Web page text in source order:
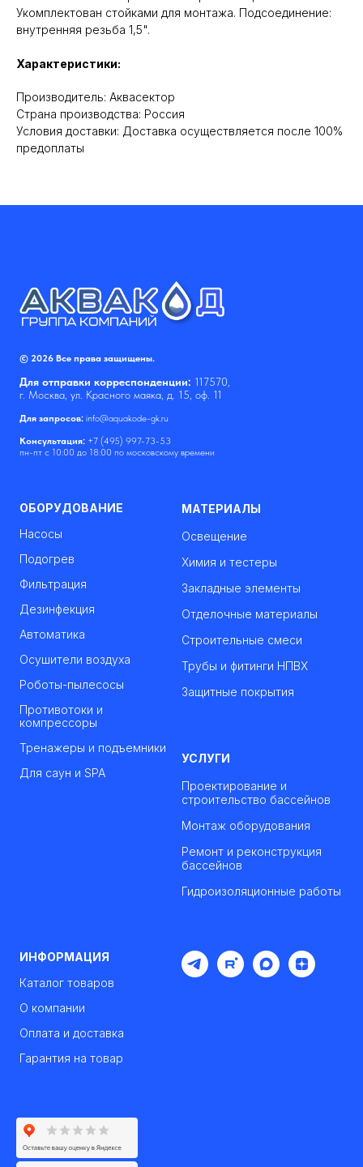
Укомплектован стойками для монтажа. Подсоединение:
внутренняя резьба 1,5".
Характеристики:
Производитель: Аквасектор
Cтрана производства: Россия
Условия доставки: Доставка осуществляется после 100%
предоплаты
© 2026 Все права защищены.
Для отправки корреспонденции: 117570,
г. Москва, ул. Красного маяка, д. 15, оф. 11
Для запросов: info@aquakode-gk.ru
Консультация: +7 (495) 997-73-53
пн-пт с 10:00 до 18:00 по московскому времени
ОБОРУДОВАНИЕ
Насосы
Подогрев
Фильтрация
Дезинфекция
Автоматика
Осушители воздуха
Роботы-пылесосы
Противотоки и
компрессоры
Тренажеры и подъемники
Для саун и SPA
МАТЕРИАЛЫ
Освещение
Химия и тестеры
Закладные элементы
Отделочные материалы
Строительные смеси
Трубы и фитинги НПВХ
Защитные покрытия
УСЛУГИ
Проектирование и
строительство бассейнов
Монтаж оборудования
Ремонт и реконструкция
бассейнов
Гидроизоляционные работы
ИНФОРМАЦИЯ
Каталог товаров
О компании
Оплата и доставка
Гарантия на товар